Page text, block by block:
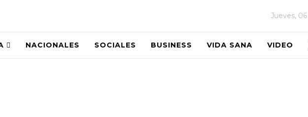
Jueves,
NACIONALES SOCIALES BUSINESS VIDA SANA VIDEO